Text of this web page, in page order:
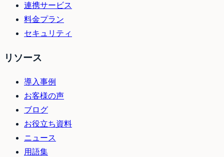
連携サービス
料金プラン
セキュリティ
リソース
導入事例
お客様の声
ブログ
お役立ち資料
ニュース
用語集